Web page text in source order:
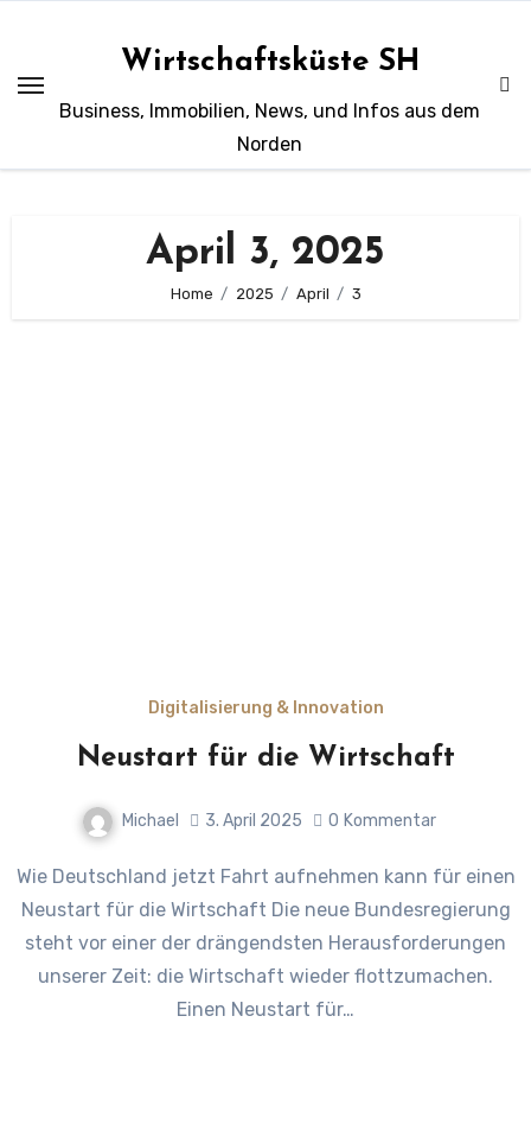
springen
Wirtschaftsküste SH
Business, Immobilien, News, und Infos aus dem
Norden
April 3, 2025
Home 2025 April 3
Digitalisierung & Innovation
Neustart für die Wirtschaft
Michael 3. April 2025 0 Kommentar
Wie Deutschland jetzt Fahrt aufnehmen kann für einen
Neustart für die Wirtschaft Die neue Bundesregierung
steht vor einer der drängendsten Herausforderungen
unserer Zeit: die Wirtschaft wieder flottzumachen.
Einen Neustart für…